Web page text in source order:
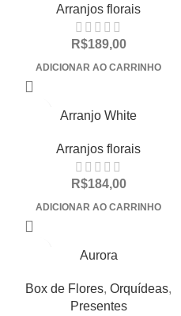
Arranjos florais
R$189,00
ADICIONAR AO CARRINHO
Arranjo White
Arranjos florais
R$184,00
ADICIONAR AO CARRINHO
Aurora
Box de Flores, Orquídeas,
Presentes